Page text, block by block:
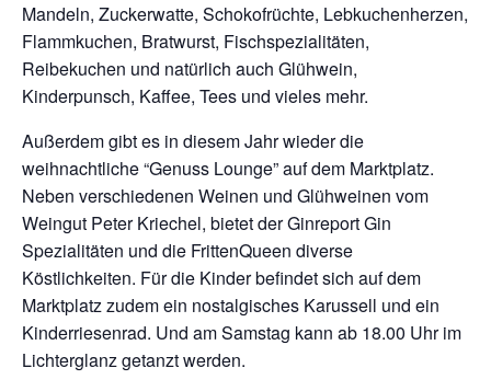
Mandeln, Zuckerwatte, Schokofrüchte, Lebkuchenherzen,
Flammkuchen, Bratwurst, Fischspezialitäten,
Reibekuchen und natürlich auch Glühwein,
Kinderpunsch, Kaffee, Tees und vieles mehr.
Außerdem gibt es in diesem Jahr wieder die
weihnachtliche “Genuss Lounge” auf dem Marktplatz.
Neben verschiedenen Weinen und Glühweinen vom
Weingut Peter Kriechel, bietet der Ginreport Gin
Spezialitäten und die FrittenQueen diverse
Köstlichkeiten. Für die Kinder befindet sich auf dem
Marktplatz zudem ein nostalgisches Karussell und ein
Kinderriesenrad. Und am Samstag kann ab 18.00 Uhr im
Lichterglanz getanzt werden.